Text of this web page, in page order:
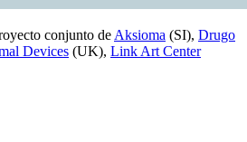
conjunto de Aksioma (SI), Drugo
Devices (UK), Link Art Center